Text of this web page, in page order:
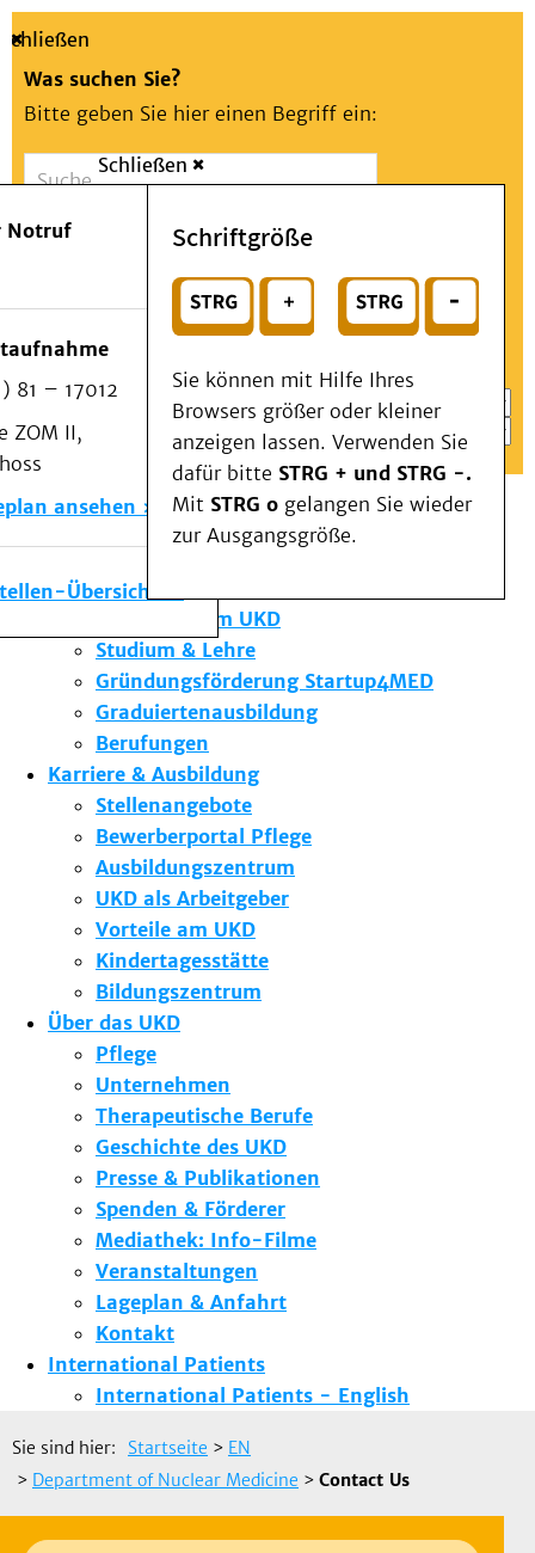
Suche
Schließen
Was suchen Sie?
Bitte geben Sie hier einen Begriff ein:
Suchen
oder
Wählen Sie ein Thema für Ihren Schnelleinstieg
Notfall
Schließen
Notruf
81 – 17012
ZOM II,
ansehen
Übersicht
Schriftgröße
Sie können mit Hilfe Ihres
Browsers größer oder kleiner
anzeigen lassen. Verwenden Sie
dafür bitte STRG + und STRG -.
Mit STRG o gelangen Sie wieder
zur Ausgangsgröße.
Menü
Patienten & Besucher
Kliniken/Institute/Zentren
Als Patient am UKD
Beratung und Unterstützung
Veranstaltungen
Kommunikation im Medizinwesen (KIM)
Notfall
Forschung & Lehre
Die Institute des UKD
Forschung am UKD
Studium & Lehre
Gründungsförderung Startup4MED
Graduiertenausbildung
Berufungen
Karriere & Ausbildung
Stellenangebote
Bewerberportal Pflege
Ausbildungszentrum
UKD als Arbeitgeber
Vorteile am UKD
Kindertagesstätte
Bildungszentrum
Über das UKD
Pflege
Unternehmen
Therapeutische Berufe
Geschichte des UKD
Presse & Publikationen
Spenden & Förderer
Mediathek: Info-Filme
Veranstaltungen
Lageplan & Anfahrt
Kontakt
International Patients
International Patients - English
Sie sind hier: Startseite > EN
> Department of Nuclear Medicine > Contact Us